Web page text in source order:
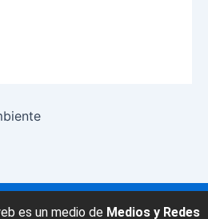
es un medio de Medios y Redes